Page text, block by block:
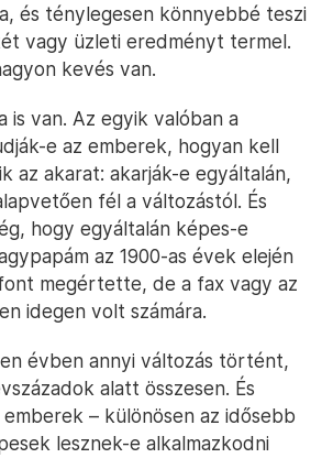
és ténylegesen könnyebbé teszi
vagy üzleti eredményt termel.
kevés van.
is van. Az egyik valóban a
e az emberek, hogyan kell
az akarat: akarják-e egyáltalán,
fél a változástól. És
hogy egyáltalán képes-e
az 1900-as évek elején
megértette, de a fax vagy az
idegen volt számára.
évben annyi változás történt,
alatt összesen. És
– különösen az idősebb
lesznek-e alkalmazkodni